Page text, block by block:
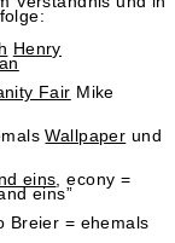
Henry
Fair Mike
Wallpaper und
eins , econy =
eins”
Breier = ehemals